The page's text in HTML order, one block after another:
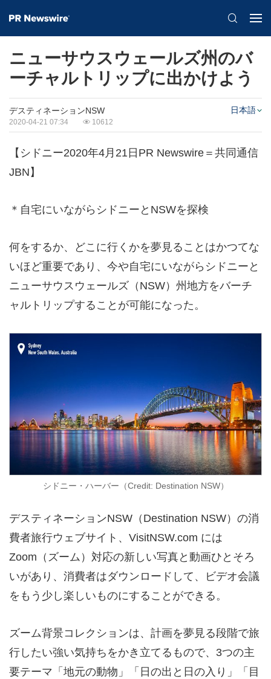
ニューサウスウェールズ州のバ
ーチャルトリップに出かけよう
デスティネーションNSW
2020-04-21 07:34 10612
日本語
【シドニー2020年4月21日PR Newswire＝共同通信
JBN】
＊自宅にいながらシドニーとNSWを探検
何をするか、どこに行くかを夢見ることはかつてな
いほど重要であり、今や自宅にいながらシドニーと
ニューサウスウェールズ（NSW）州地方をバーチ
ャルトリップすることが可能になった。
シドニー・ハーバー（Credit: Destination NSW）
デスティネーションNSW（Destination NSW）の消
費者旅行ウェブサイト、VisitNSW.com には
Zoom（ズーム）対応の新しい写真と動画ひとそろ
いがあり、消費者はダウンロードして、ビデオ会議
をもう少し楽しいものにすることができる。
ズーム背景コレクションは、計画を夢見る段階で旅
行したい強い気持ちをかき立てるもので、3つの主
要テーマ「地元の動物」「日の出と日の入り」「目